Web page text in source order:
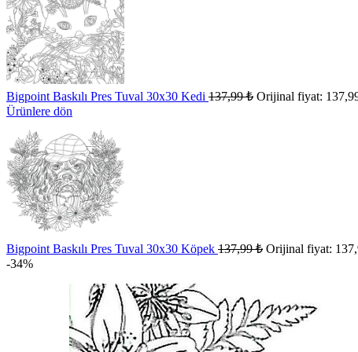
Bigpoint Baskılı Pres Tuval 30x30 Kedi 137,99₺ Orijinal fiyat:
Ürünlere dön
Bigpoint Baskılı Pres Tuval 30x30 Köpek 137,99₺ Orijinal fiyat:
-34%